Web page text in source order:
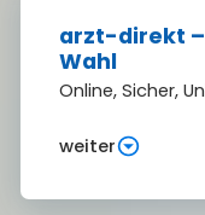
arzt-direkt
Wahl
Online, Sicher,
weiter